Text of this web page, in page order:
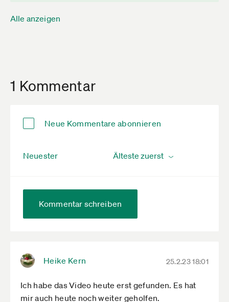
Alle anzeigen
1 Kommentar
Neue Kommentare abonnieren
Neuester
Kommentar schreiben
Heike Kern 25.2.23 18:01
Ich habe das Video heute erst gefunden. Es hat
mir auch heute noch weiter geholfen.